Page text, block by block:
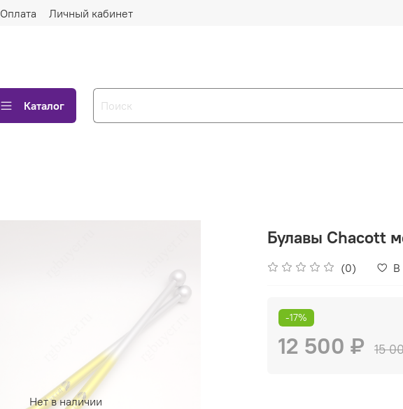
Оплата Личный кабинет
Каталог
Нет в наличии
Булавы Chacott
(0) В
-17%
12 500 ₽ 15